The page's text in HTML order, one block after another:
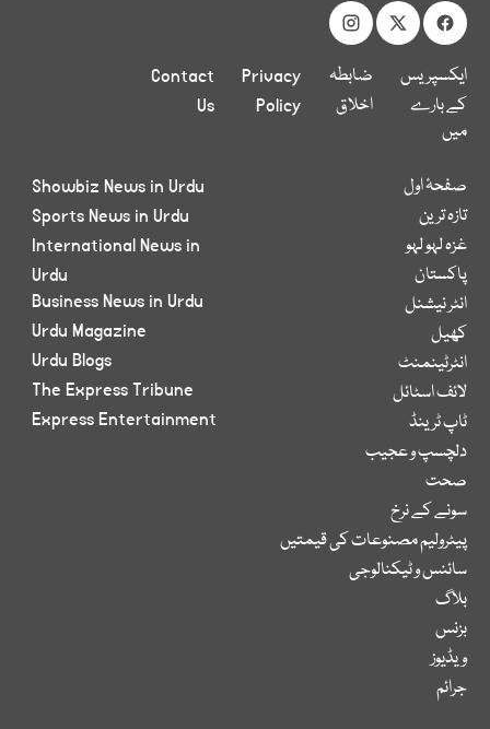
ایکسپریس
کے بارے
میں
ضابطہ
اخلاق
Privacy
Policy
Contact
Us
صفحۂ اول
تازہ ترین
غزہ لہو لہو
پاکستان
انٹر نیشنل
کھیل
انٹرٹینمنٹ
لائف اسٹائل
ٹاپ ٹرینڈ
دلچسپ و عجیب
صحت
سونے کے نرخ
پیٹرولیم مصنوعات کی قیمتیں
سائنس و ٹیکنالوجی
بلاگ
بزنس
ویڈیوز
جرائم
Showbiz News in Urdu
Sports News in Urdu
International News in
Urdu
Business News in Urdu
Urdu Magazine
Urdu Blogs
The Express Tribune
Express Entertainment